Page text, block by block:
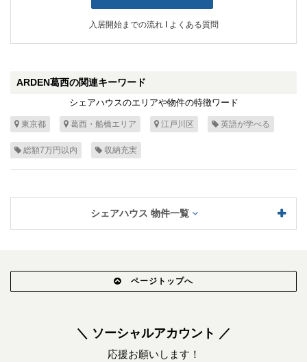
入居開始までの流れΙ よくある質問
ARDEN葛西の関連キーワード
シェアハウスのエリアや物件の特徴ワード
東京都 葛西・船橋エリア 江戸川区 英語が学べる
総額7万円以内 収納充実
シェアハウス 物件一覧
ページトップへ
＼ ソーシャルアカウント ／
応援お願いします！